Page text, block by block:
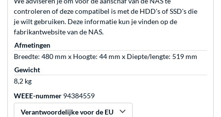
controleren of deze compatibel is met de HDD's of SSD's die
je wilt gebruiken. Deze informatie kun je vinden op de
fabrikantwebsite van de NAS.
Afmetingen
Breedte: 480 mm x Hoogte: 44 mm x Diepte/lengte: 519 mm
Gewicht
8,2 kg
WEEE-nummer 94384559
Verantwoordelijke voor de EU